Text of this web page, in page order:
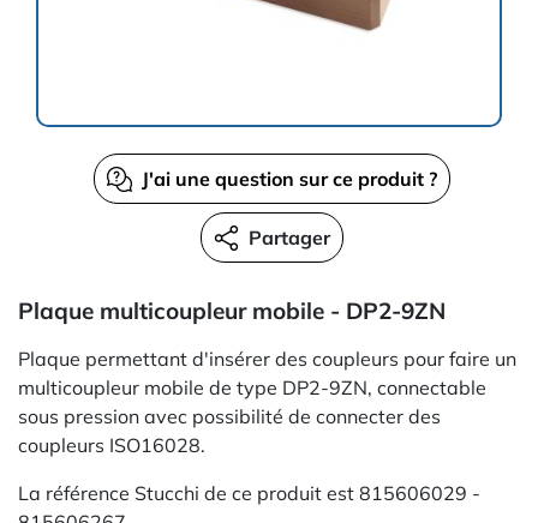
J'ai une question sur ce produit ?
Partager
Plaque multicoupleur mobile - DP2-9ZN
Plaque permettant d'insérer des coupleurs pour faire un
multicoupleur mobile de type DP2-9ZN, connectable
sous pression avec possibilité de connecter des
coupleurs ISO16028.
La référence Stucchi de ce produit est 815606029 -